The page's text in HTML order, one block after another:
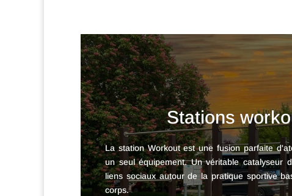
Stations
La station Workout est une fusion parfaite
un seul équipement. Un véritable catalyseur
liens sociaux autour de la pratique sportive
corps.